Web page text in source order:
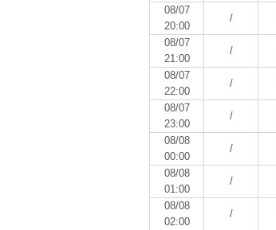
08/07
20:00
/
08/07
21:00
/
08/07
22:00
/
08/07
23:00
/
08/08
00:00
/
08/08
01:00
/
08/08
02:00
/